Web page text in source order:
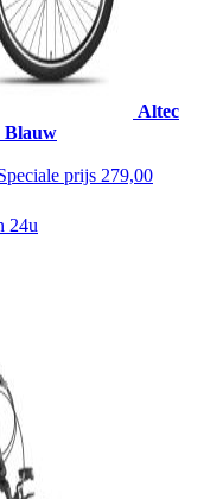
Altec
Blauw
prijs 279,00
24u